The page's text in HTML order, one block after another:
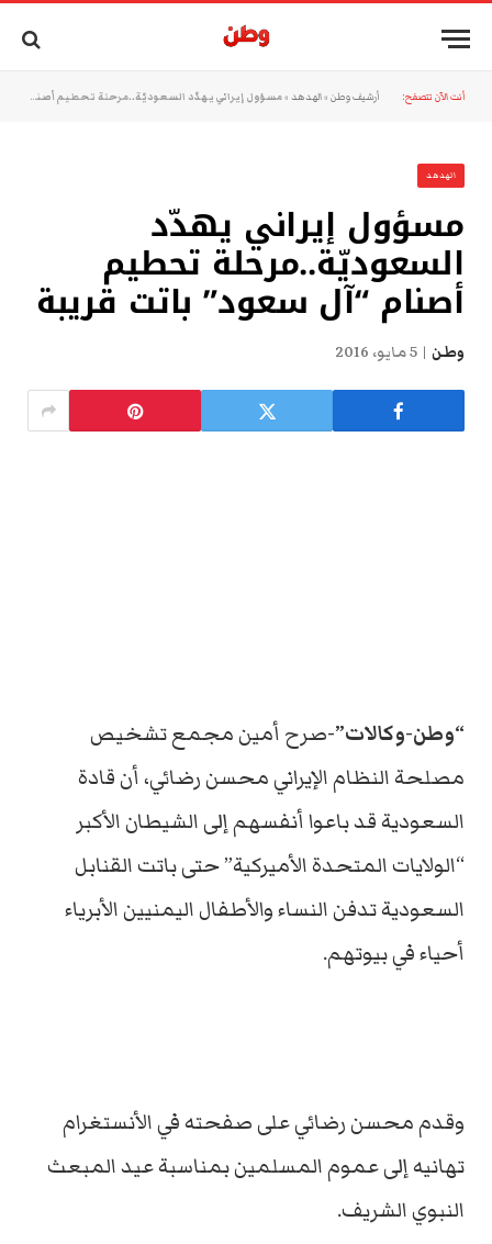
أنت الآن تتصفح: أرشيف وطن »الهدهد »مسؤول إيراني يهدّد السعوديّة..مرحلة تحطيم أصنام “آل سعود” باتت قريبة
الهدهد
مسؤول إيراني يهدّد
السعوديّة..مرحلة تحطيم
أصنام “آل سعود” باتت قريبة
وطن 5 مايو، 2016
“وطن-وكالات”-صرح أمين مجمع تشخيص
مصلحة النظام الإيراني محسن رضائي، أن قادة
السعودية قد باعوا أنفسهم إلى الشيطان الأكبر
“الولايات المتحدة الأميركية” حتى باتت القنابل
السعودية تدفن النساء والأطفال اليمنيين الأبرياء
أحياء في بيوتهم.
وقدم محسن رضائي على صفحته في الأنستغرام
تهانيه إلى عموم المسلمين بمناسبة عيد المبعث
النبوي الشريف.